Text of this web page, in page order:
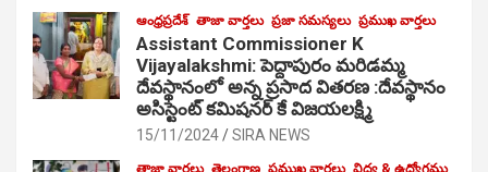
ఆంధ్రప్రదేశ్ తాజా వార్తలు ప్రజా సమస్యలు ప్రముఖ వార్తలు
Assistant Commissioner K
Vijayalakshmi: పెద్దాపురం మరిడమ్మ
దేవస్థానంలో అన్న ప్రసాద వితరణ :దేవస్థానం
అసిస్టెంట్ కమిషనర్ కే విజయలక్ష్మి
15/11/2024 SIRA NEWS
తాజా వార్తలు తెలంగాణ ప్రముఖ వార్తలు విద్య & ఉద్యోగము